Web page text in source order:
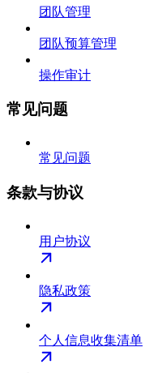
团队管理
团队预算管理
操作审计
常见问题
常见问题
条款与协议
用户协议
隐私政策
个人信息收集清单